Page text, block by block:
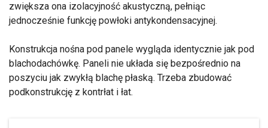
zwiększa ona izolacyjność akustyczną, pełniąc
jednocześnie funkcję powłoki antykondensacyjnej.
Konstrukcja nośna pod panele wygląda identycznie jak pod
blachodachówkę. Paneli nie układa się bezpośrednio na
poszyciu jak zwykłą blachę płaską. Trzeba zbudować
podkonstrukcję z kontrłat i łat.